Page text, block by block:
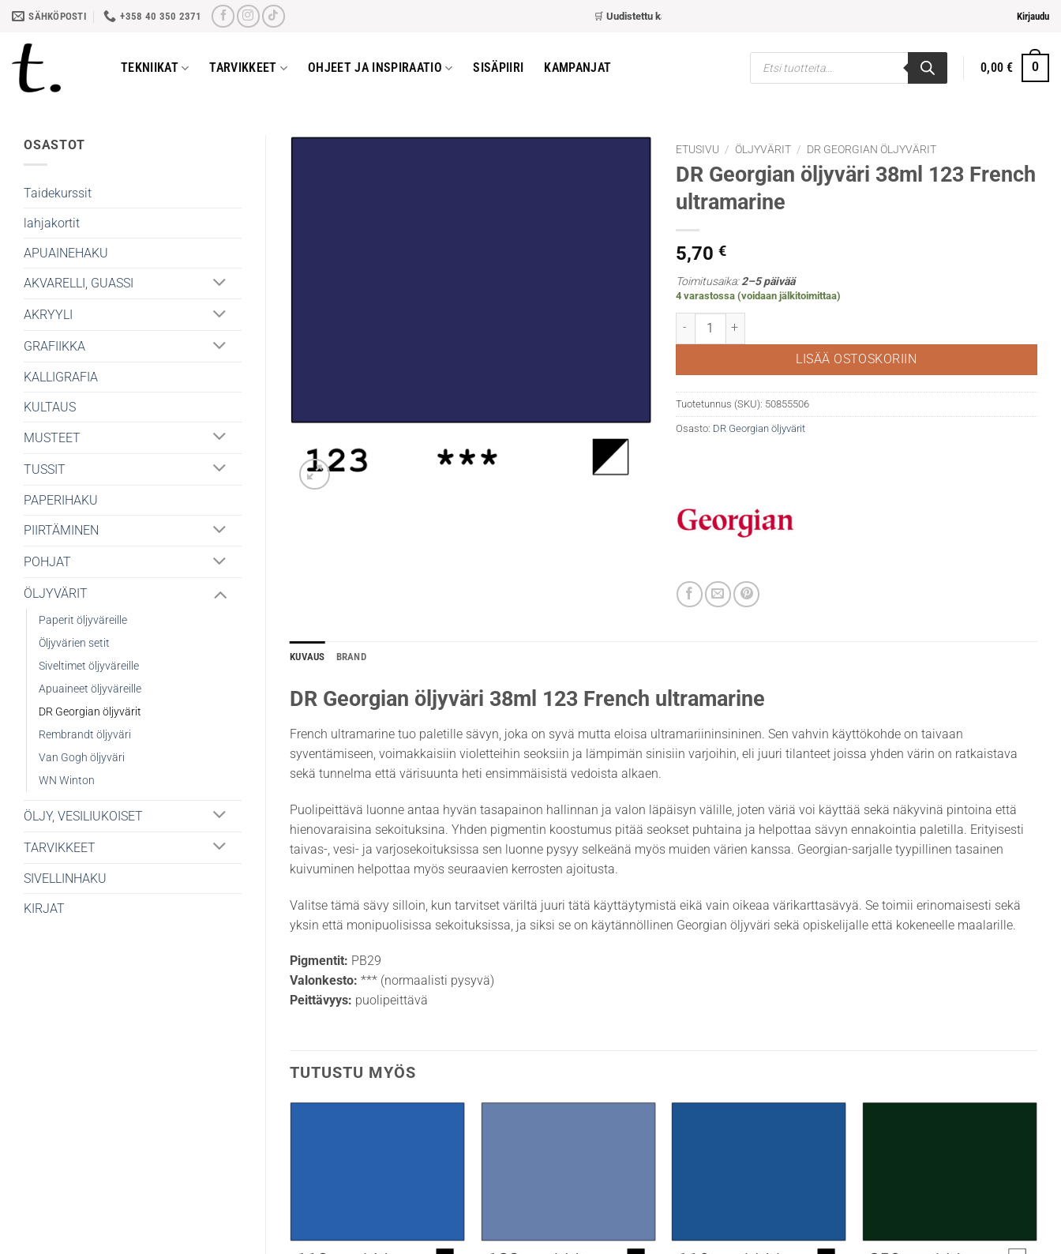
Skip
content
SÄHKÖPOSTI +358 40 350 2371 Uudistettu kassa Kirjaudu
TEKNIIKAT TARVIKKEET OHJEET JA INSPIRAATIO SISÄPIIRI KAMPANJAT
Products
search
0,00€ 0
OSASTOT
Taidekurssit
lahjakortit
APUAINEHAKU
AKVARELLI, GUASSI
AKRYYLI
GRAFIIKKA
KALLIGRAFIA
KULTAUS
MUSTEET
TUSSIT
PAPERIHAKU
PIIRTÄMINEN
POHJAT
ÖLJYVÄRIT
Paperit öljyväreille
Öljyvärien setit
Siveltimet öljyväreille
Apuaineet öljyväreille
DR Georgian öljyvärit
Rembrandt öljyväri
Van Gogh öljyväri
WN Winton
ÖLJY, VESILIUKOISET
TARVIKKEET
SIVELLINHAKU
KIRJAT
ETUSIVU / ÖLJYVÄRIT / DR GEORGIAN ÖLJYVÄRIT
DR Georgian öljyväri 38ml 123 French
ultramarine
5,70 €
Toimitusaika:2–5 päivää
4 varastossa (voidaan jälkitoimittaa)
DR Georgian öljyväri 38ml 123 French ultramarine määrä
LISÄÄ OSTOSKORIIN
Tuotetunnus (SKU): 50855506
Osasto: DR Georgian öljyvärit
KUVAUS BRAND
DR Georgian öljyväri 38ml 123 French ultramarine
French ultramarine tuo paletille sävyn, joka on syvä mutta eloisa ultramariininsininen. Sen vahvin käyttökohde on taivaan
syventämiseen, voimakkaisiin violetteihin seoksiin ja lämpimän sinisiin varjoihin, eli juuri tilanteet joissa yhden värin on ratkaistava
sekä tunnelma että värisuunta heti ensimmäisistä vedoista alkaen.
Puolipeittävä luonne antaa hyvän tasapainon hallinnan ja valon läpäisyn välille, joten väriä voi käyttää sekä näkyvinä pintoina että
hienovaraisina sekoituksina. Yhden pigmentin koostumus pitää seokset puhtaina ja helpottaa sävyn ennakointia paletilla. Erityisesti
taivas-, vesi- ja varjosekoituksissa sen luonne pysyy selkeänä myös muiden värien kanssa. Georgian-sarjalle tyypillinen tasainen
kuivuminen helpottaa myös seuraavien kerrosten ajoitusta.
Valitse tämä sävy silloin, kun tarvitset väriltä juuri tätä käyttäytymistä eikä vain oikeaa värikarttasävyä. Se toimii erinomaisesti sekä
yksin että monipuolisissa sekoituksissa, ja siksi se on käytännöllinen Georgian öljyväri sekä opiskelijalle että kokeneelle maalarille.
Pigmentit: PB29
Valonkesto: *** (normaalisti pysyvä)
Peittävyys: puolipeittävä
TUTUSTU MYÖS